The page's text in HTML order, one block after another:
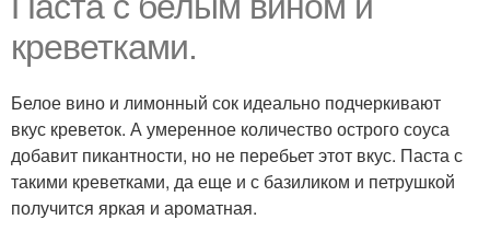
креветками.
Белое вино и лимонный сок идеально подчеркивают
вкус креветок. А умеренное количество острого соуса
добавит пикантности, но не перебьет этот вкус. Паста с
такими креветками, да еще и с базиликом и петрушкой
получится яркая и ароматная.